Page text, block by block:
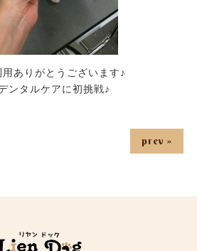
ありがとうございます♪
ンタルケアに初挑戦♪
prev »